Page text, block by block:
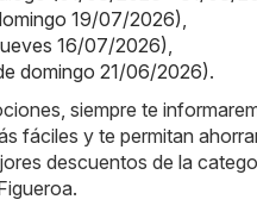
19/07/2026)
16/07/2026)
domingo 21/06/2026).
siempre te
fáciles y te permitan
descuentos de la